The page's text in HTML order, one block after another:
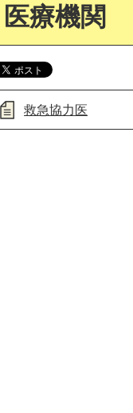
医療機関
救急協力医